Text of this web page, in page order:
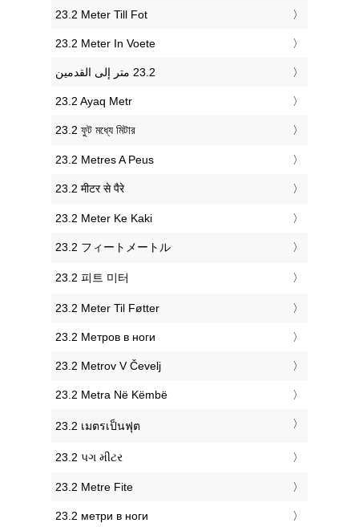
‎23.2 Meter Till Fot
‎23.2 Meter In Voete
‎23.2 Ayaq Metr
‎23.2 ফুট মধ্যে মিটার
‎23.2 Metres A Peus
‎23.2 मीटर से पैरे
‎23.2 Meter Ke Kaki
‎23.2 フィートメートル
‎23.2 피트 미터
‎23.2 Meter Til Føtter
‎23.2 Метров в ноги
‎23.2 Metrov V Čevelj
‎23.2 Metra Në Këmbë
‎23.2 เมตรเป็นฟุต
‎23.2 પગ મીટર
‎23.2 Metre Fite
‎23.2 метри в ноги